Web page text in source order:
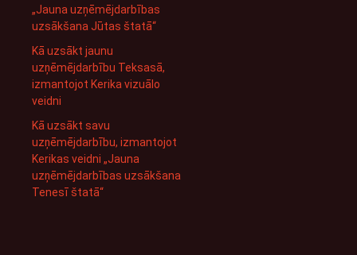
„Jauna uzņēmējdarbības
uzsākšana Jūtas štatā“
Kā uzsākt jaunu
uzņēmējdarbību Teksasā,
izmantojot Kerika vizuālo
veidni
Kā uzsākt savu
uzņēmējdarbību, izmantojot
Kerikas veidni „Jauna
uzņēmējdarbības uzsākšana
Tenesī štatā“